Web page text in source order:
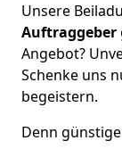
Unsere
Auftraggeber
Angebot?
Schenke uns
begeistern.
Denn